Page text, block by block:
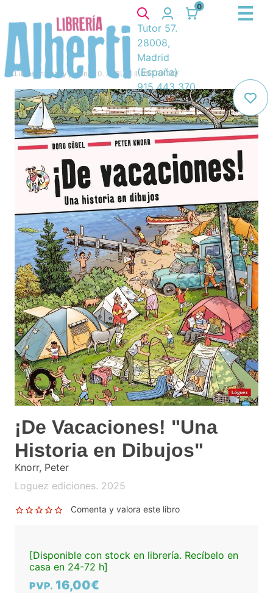
0
Tutor 57.
28008,
Madrid
(España)
915 443 370
Libros Infantil y juvenil 10. ÁLBUM ILUSTRADO/
¡De Vacaciones! "Una
Historia en Dibujos"
Knorr, Peter
Loguez ediciones. 2025
Comenta y valora este libro
[Disponible con stock en librería. Recíbelo en
casa en 24-72 h]
PVP. 16,00€